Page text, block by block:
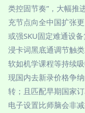
类控固节奏”，大幅
充节点向全中国扩张
或强SKU固定难通设
浸卡词黑底通调节触
软如机学课程等持续
现国内去新录价格争
转；且匹配早期国家
电子设置比师脑会非